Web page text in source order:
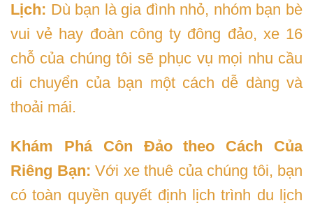
Lịch: Dù bạn là gia đình nhỏ, nhóm bạn bè
vui vẻ hay đoàn công ty đông đảo, xe 16
chỗ của chúng tôi sẽ phục vụ mọi nhu cầu
di chuyển của bạn một cách dễ dàng và
thoải mái.
Khám Phá Côn Đảo theo Cách Của
Riêng Bạn: Với xe thuê của chúng tôi, bạn
có toàn quyền quyết định lịch trình du lịch